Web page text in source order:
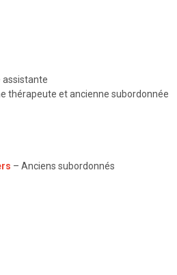
assistante
thérapeute et ancienne subordonnée
– Anciens subordonnés